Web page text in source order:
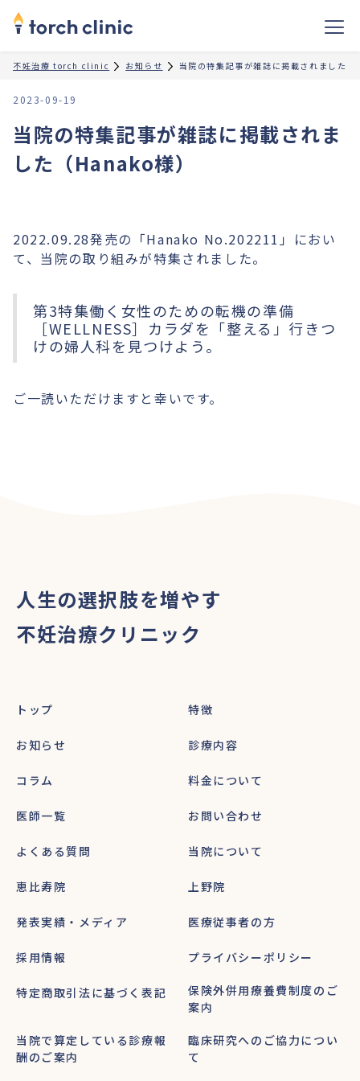
不妊治療 torch clinic お知らせ 当院の特集記事が雑誌に掲載されました
2023-09-19
当院の特集記事が雑誌に掲載されま
した（Hanako様）
2022.09.28発売の「Hanako No.202211」におい
て、当院の取り組みが特集されました。
第3特集働く女性のための転機の準備
［WELLNESS］カラダを「整える」行きつ
けの婦人科を見つけよう。
ご一読いただけますと幸いです。
人生の選択肢を増やす
不妊治療クリニック
トップ 特徴
お知らせ 診療内容
コラム 料金について
医師一覧 お問い合わせ
よくある質問 当院について
恵比寿院 上野院
発表実績・メディア 医療従事者の方
採用情報 プライバシーポリシー
特定商取引法に基づく表記
保険外併用療養費制度のご
案内
当院で算定している診療報
酬のご案内
臨床研究へのご協力につい
て